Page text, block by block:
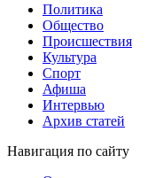
Политика
Общество
Проиcшествия
Культура
Спорт
Афиша
Интервью
Архив статей
Навигация по сайту